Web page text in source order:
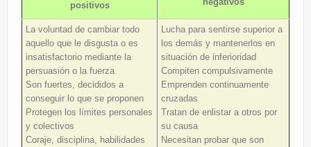
positivos
La voluntad de cambiar todo
aquello que le disgusta o es
insatisfactorio mediante la
persuasión o la fuerza
Son fuertes, decididos a
conseguir lo que se proponen
Protegen los límites personales
y colectivos
Coraje, disciplina, habilidades
Lucha para sentirse superior a
los demás y mantenerlos en
situación de inferioridad
Compiten compulsivamente
Emprenden continuamente
cruzadas
Tratan de enlistar a otros por
su causa
Necesitan probar que son